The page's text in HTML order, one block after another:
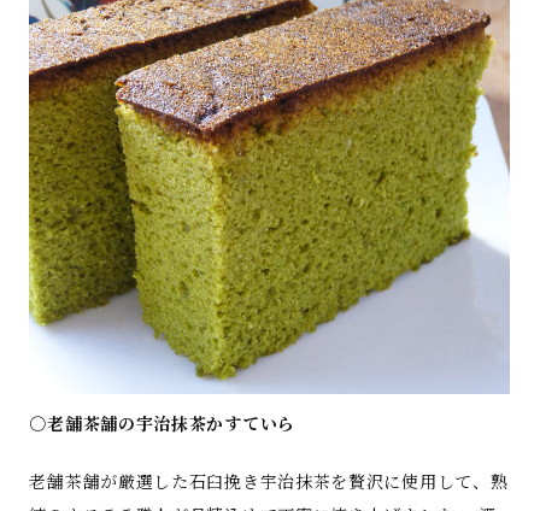
○老舗茶舗の宇治抹茶かすていら
老舗茶舗が厳選した石臼挽き宇治抹茶を贅沢に使用して、熟